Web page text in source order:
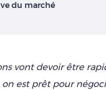
du marché
vont devoir être
est prêt pour